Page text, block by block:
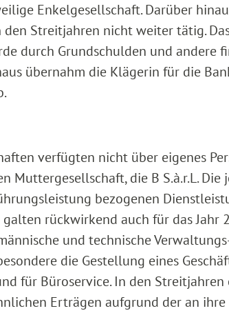
Enkelgesellschaft. Darüber
den Streitjahren nicht weiter tätig.
durch Grundschulden und andere
übernahm die Klägerin für die
verfügten nicht über eigenes
Muttergesellschaft, die B S.à.r.L.
bezogenen
rückwirkend auch für das Jahr
und technische
die Gestellung eines
für Büroservice. In den Streitjahren
Erträgen aufgrund der an